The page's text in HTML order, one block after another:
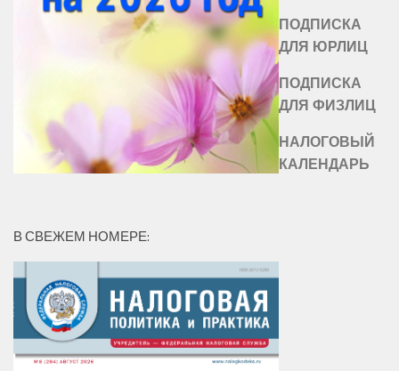
ПОДПИСКА
ДЛЯ ЮРЛИЦ
ПОДПИСКА
ДЛЯ ФИЗЛИЦ
НАЛОГОВЫЙ
КАЛЕНДАРЬ
В СВЕЖЕМ НОМЕРЕ: